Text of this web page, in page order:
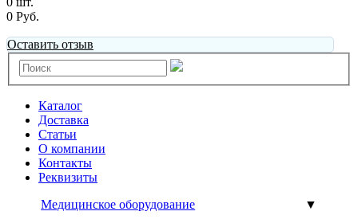
0 Руб.
Оставить отзыв
Каталог
Доставка
Статьи
О компании
Контакты
Реквизиты
Медицинское оборудование
▼